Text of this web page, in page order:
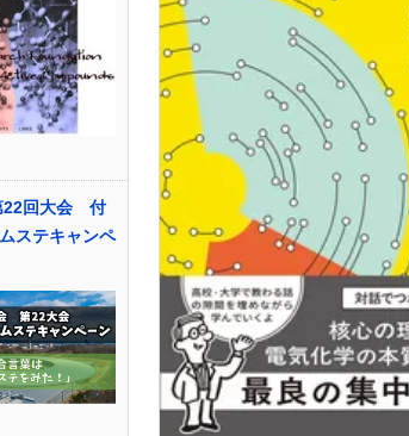
22回大会 付
ステキャンペ